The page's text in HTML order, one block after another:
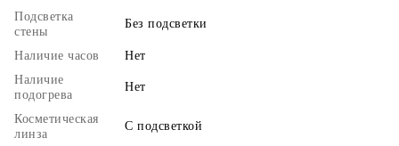
Подсветка
стены
Без подсветки
Наличие часов
Нет
Наличие
подогрева
Нет
Косметическая
линза
С подсветкой